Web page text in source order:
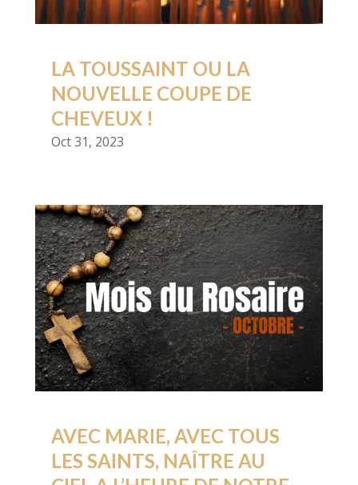
LA TOUSSAINT OU LA
NOUVELLE COUPE DE
CHEVEUX !
Oct 31, 2023
AVEC MARIE, AVEC TOUS
LES SAINTS, NAÎTRE AU